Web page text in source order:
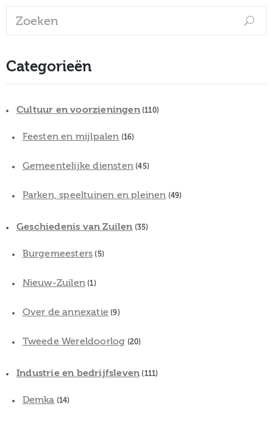
Categorieën
Cultuur en voorzieningen(110)
Feesten en mijlpalen (16)
Gemeentelijke diensten (45)
Parken, speeltuinen en pleinen (49)
Geschiedenis van Zuilen (35)
Burgemeesters (5)
Nieuw-Zuilen (1)
Over de annexatie (9)
Tweede Wereldoorlog (20)
Industrie en bedrijfsleven (111)
Demka (14)